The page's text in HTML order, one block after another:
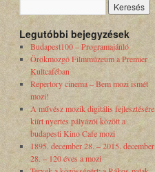
Legutóbbi bejegyzések
Budapest100 – Programajánló
Örökmozgó Filmmúzeum a Premier
Kultcaféban
Repertory cinema – Bem mozi ismét
mozi!
A művész mozik digitális fejlesztésére
kiírt nyertes pályázói között a
budapesti Kino Cafe mozi
1895. december 28. – 2015. december
28. – 120 éves a mozi